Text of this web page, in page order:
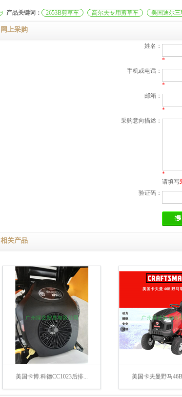
产品关键词： 2653B剪草车 高尔夫专用剪草车 美国迪尔
网上采购
姓名：
*
手机或电话：
*
邮箱：
*
采购意向描述：
*
请填写
验证码：
相关产品
美国卡博.科德CC1023后排... 美国卡夫曼野马